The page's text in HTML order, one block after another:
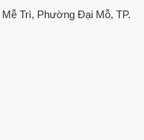
Trì, Phường Đại Mỗ, TP.